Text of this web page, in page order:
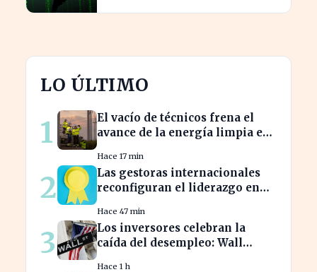
LO ÚLTIMO
1
El vacío de técnicos frena el
avance de la energía limpia en
Hace 17 min
2
Las gestoras internacionales
reconfiguran el liderazgo en
nombrados?
Hace 47 min
3
Los inversores celebran la
caída del desempleo: Wall
Hace 1 h